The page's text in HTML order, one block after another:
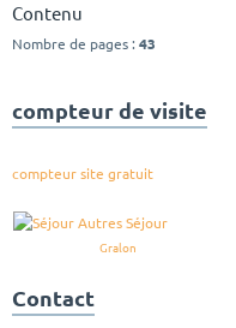
Contenu
Nombre de pages : 43
compteur de visite
compteur site gratuit
Gralon
Contact